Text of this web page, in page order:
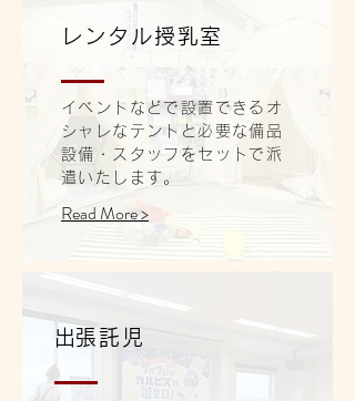
レンタル授乳室
イベントなどで設置できるオ
シャレなテントと必要な備品
設備・スタッフをセットで派
遣いたします。
Read More >
​出張託児